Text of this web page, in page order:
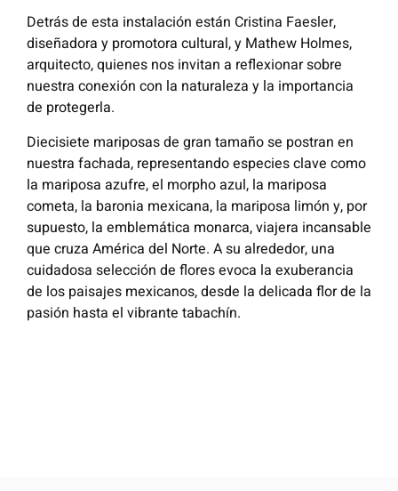
Detrás de esta instalación están Cristina Faesler,
diseñadora y promotora cultural, y Mathew Holmes,
arquitecto, quienes nos invitan a reflexionar sobre
nuestra conexión con la naturaleza y la importancia
de protegerla.
Diecisiete mariposas de gran tamaño se postran en
nuestra fachada, representando especies clave como
la mariposa azufre, el morpho azul, la mariposa
cometa, la baronia mexicana, la mariposa limón y, por
supuesto, la emblemática monarca, viajera incansable
que cruza América del Norte. A su alrededor, una
cuidadosa selección de flores evoca la exuberancia
de los paisajes mexicanos, desde la delicada flor de la
pasión hasta el vibrante tabachín.